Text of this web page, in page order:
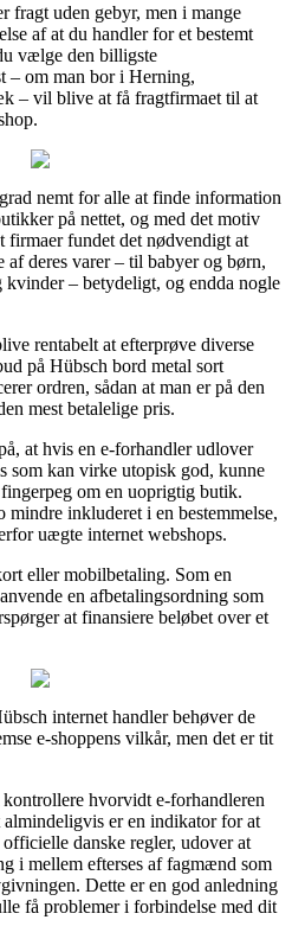
fragt uden gebyr, men i mange
af at du handler for et bestemt
vælge den billigste
– om man bor i Herning,
– vil blive at få fragtfirmaet til at
nemt for alle at finde information
på nettet, og med det motiv
firmaer fundet det nødvendigt at
deres varer – til babyer og børn,
– betydeligt, og endda nogle
rentabelt at efterprøve diverse
på Hübsch bord metal sort
ordren, sådan at man er på den
mest betalelige pris.
at hvis en e-forhandler udlover
som kan virke utopisk god, kunne
om en uoprigtig butik.
inkluderet i en bestemmelse,
uægte internet webshops.
eller mobilbetaling. Som en
en afbetalingsordning som
at finansiere beløbet over et
internet handler behøver de
e-shoppens vilkår, men det er tit
hvorvidt e-forhandleren
er en indikator for at
danske regler, udover at
i mellem efterses af fagmænd som
Dette er en god anledning
få problemer i forbindelse med dit